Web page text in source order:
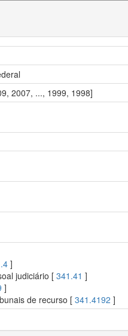
2007, ..., 1999, 1998]
]
judiciário [ 341.41 ]
]
de recurso [ 341.4192 ]